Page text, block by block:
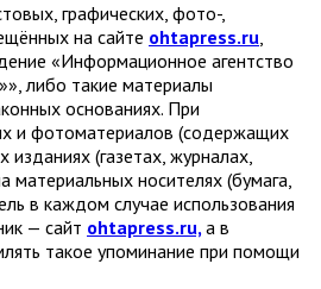
графических, фото-,
на сайте ohtapress.ru,
«Информационное агентство
либо такие материалы
основаниях. При
и фотоматериалов (содержащих
(газетах, журналах,
материальных носителях (бумага,
в каждом случае использования
— сайт ohtapress.ru, а в
такое упоминание при помощи